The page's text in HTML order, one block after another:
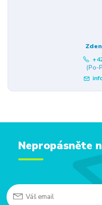
(Po-
Nepropásněte